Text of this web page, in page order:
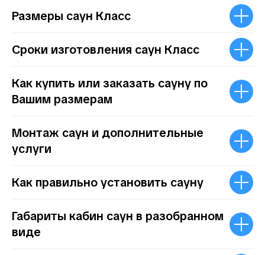
Размеры саун Класс
Сроки изготовления саун Класс
Как купить или заказать сауну по
Вашим размерам
Монтаж саун и дополнительные
услуги
Как правильно установить сауну
Габариты кабин саун в разобранном
виде